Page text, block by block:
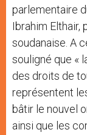
parlementaire
Ibrahim Elthair,
soudanaise. A
souligné que «
des droits de
représentent
bâtir le nouvel
ainsi que les